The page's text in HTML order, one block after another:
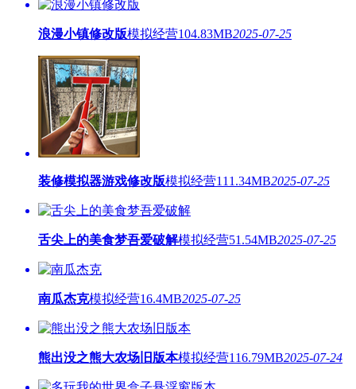
浪漫小镇修改版模拟经营104.83MB2025-07-25
装修模拟器游戏修改版模拟经营111.34MB2025-07-25
舌尖上的美食梦吾爱破解模拟经营51.54MB2025-07-25
南瓜杰克模拟经营16.4MB2025-07-25
熊出没之熊大农场旧版本模拟经营116.79MB2025-07-24